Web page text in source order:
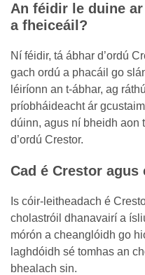
An féidir le duine
a fheiceáil?
Ní féidir, tá ábhar d’ordú
gach ordú a phacáil go
léiríonn an t-ábhar, ag
príobháideacht ár
dúinn, agus ní bheidh aon
d’ordú Crestor.
Cad é Crestor
Is cóir-leitheadach é
cholastróil dhanavairí a
mórón a cheanglóidh go
laghdóidh sé tomhas an
bhealach sin.